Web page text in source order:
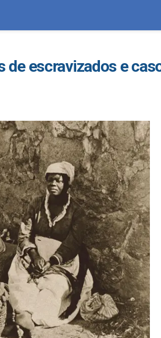
de escravizados e